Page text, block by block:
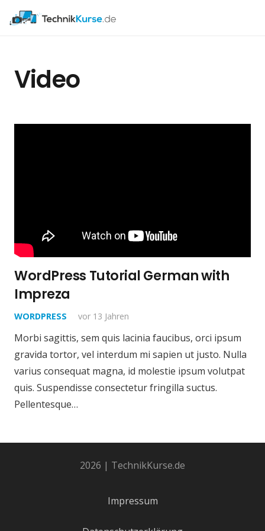
Video
WordPress Tutorial German with
Impreza
WORDPRESS vor 13 Jahren
Morbi sagittis, sem quis lacinia faucibus, orci ipsum
gravida tortor, vel interdum mi sapien ut justo. Nulla
varius consequat magna, id molestie ipsum volutpat
quis. Suspendisse consectetur fringilla suctus.
Pellentesque…
2026 | TechnikKurse.de
Impressum